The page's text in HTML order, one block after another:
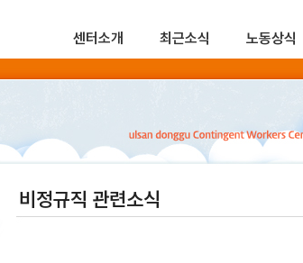
센터소개 최근소식 노동상식
비정규직 관련소식